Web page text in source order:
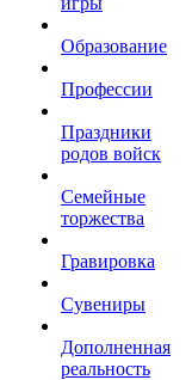
Образование
Профессии
Праздники
родов войск
Семейные
торжества
Гравировка
Сувениры
Дополненная
реальность